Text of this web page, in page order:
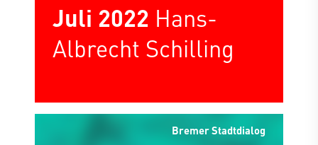
Juli 2022 Hans-
Albrecht Schilling
Bremer Stadtdialog